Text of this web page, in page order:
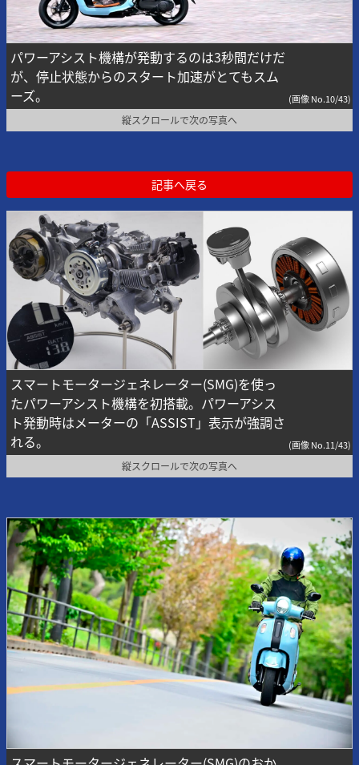
パワーアシスト機構が発動するのは3秒間だけだ
が、停止状態からのスタート加速がとてもスム
ーズ。
(画像 No.10/43)
縦スクロールで次の写真へ
記事へ戻る
スマートモータージェネレーター(SMG)を使っ
たパワーアシスト機構を初搭載。パワーアシス
ト発動時はメーターの「ASSIST」表示が強調さ
れる。
(画像 No.11/43)
縦スクロールで次の写真へ